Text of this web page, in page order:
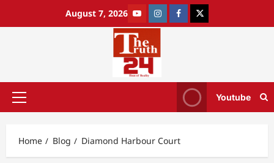
August 7, 2026
Youtube
Home Blog Diamond Harbour Court